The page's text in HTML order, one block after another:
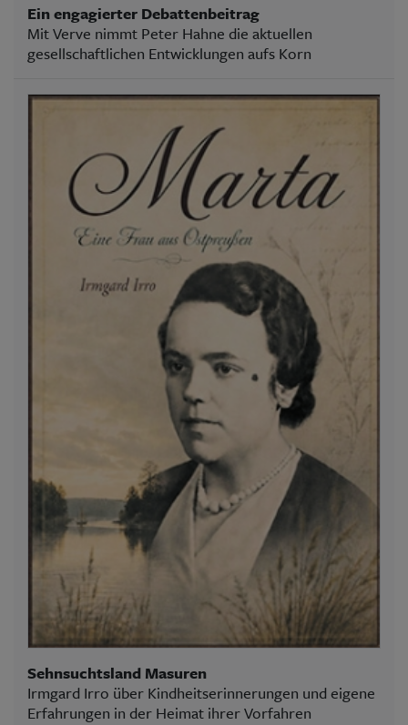
Ein engagierter Debattenbeitrag
Mit Verve nimmt Peter Hahne die aktuellen
gesellschaftlichen Entwicklungen aufs Korn
Sehnsuchtsland Masuren
Irmgard Irro über Kindheitserinnerungen und eigene
Erfahrungen in der Heimat ihrer Vorfahren